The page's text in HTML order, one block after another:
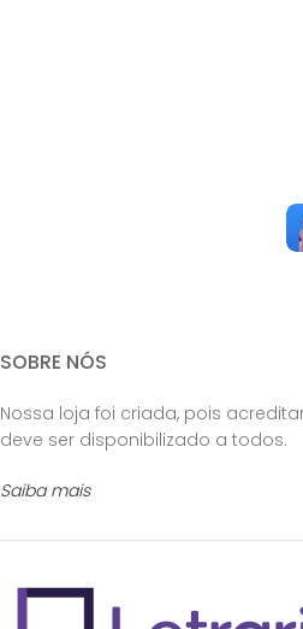
SOBRE NÓS
Nossa loja foi criada, pois
deve ser disponibilizado a todos.
Saiba mais